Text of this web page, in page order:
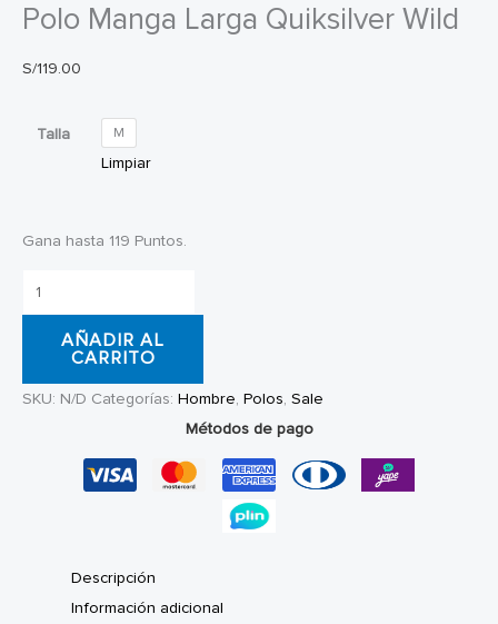
Polo Manga Larga Quiksilver Wild
S/119.00
Talla M
Limpiar
Gana hasta 119 Puntos.
Polo
Manga
Wild
AÑADIR AL
CARRITO
SKU: N/D Categorías: Hombre, Polos, Sale
Métodos de pago
Descripción
Información adicional